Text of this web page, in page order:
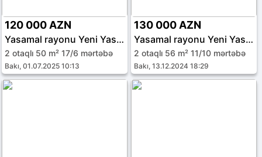
120 000 AZN
Yasamal rayonu Yeni Yasamal qəs.
2 otaqlı 50 m² 17/6 mərtəbə
Bakı, 01.07.2025 10:13
130 000 AZN
Yasamal rayonu Yeni Yasamal qəs.
2 otaqlı 56 m² 11/10 mərtəbə
Bakı, 13.12.2024 18:29